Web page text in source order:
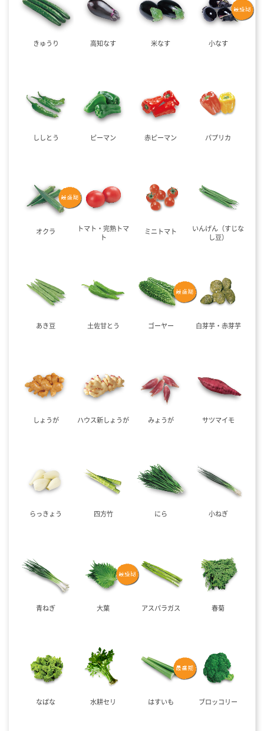
きゅうり 高知なす 米なす 小なす
ししとう ピーマン 赤ピーマン パプリカ
オクラ
トマト・完熟トマ
ト
ミニトマト
いんげん（すじな
し豆）
あき豆 土佐甘とう ゴーヤー 白芽芋・赤芽芋
しょうが ハウス新しょうが みょうが サツマイモ
らっきょう 四方竹 にら 小ねぎ
青ねぎ 大葉 アスパラガス 春菊
なばな 水耕セリ はすいも ブロッコリー